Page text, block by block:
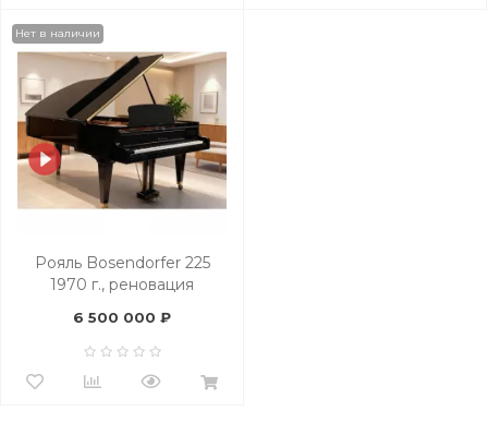
Нет в наличии
Рояль Bоsendorfer 225
1970 г., реновация
6 500 000 ₽